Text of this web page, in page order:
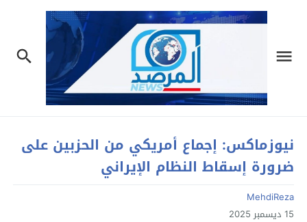
نيوزماكس: إجماع أمريكي من الحزبين على
ضرورة إسقاط النظام الإيراني
MehdiReza
15 ديسمبر 2025